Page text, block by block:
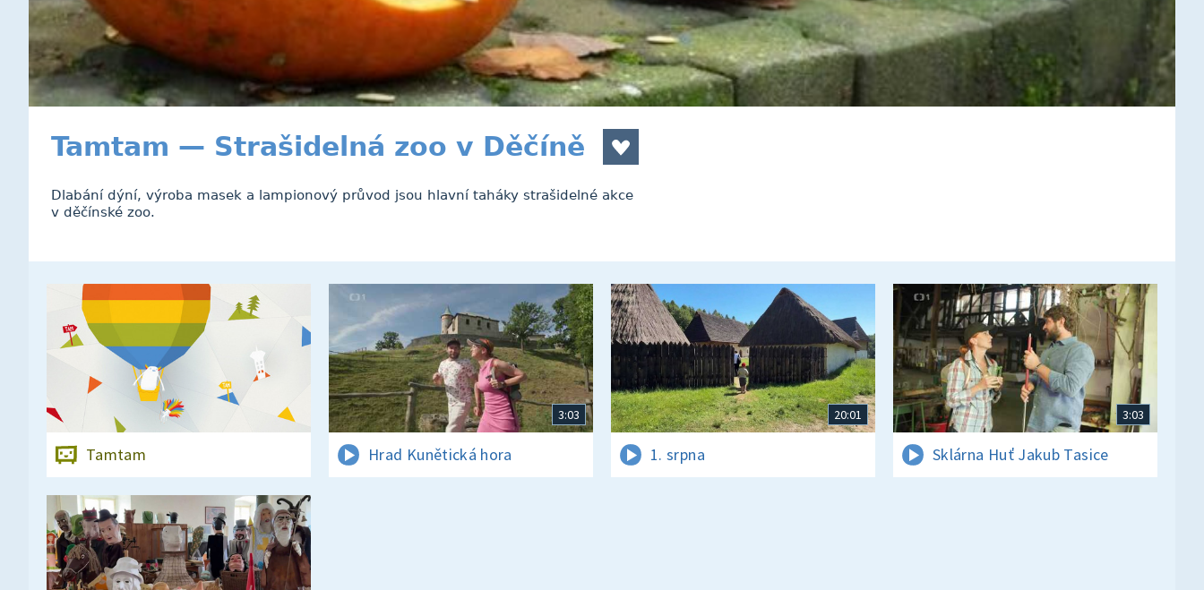
Tamtam — Strašidelná zoo v Děčíně
Dlabání dýní, výroba masek a lampionový průvod jsou hlavní taháky strašidelné akce
v děčínské zoo.
Tamtam
3:03
Hrad Kunětická hora
20:01
1. srpna
3:03
Sklárna Huť Jakub Tasice